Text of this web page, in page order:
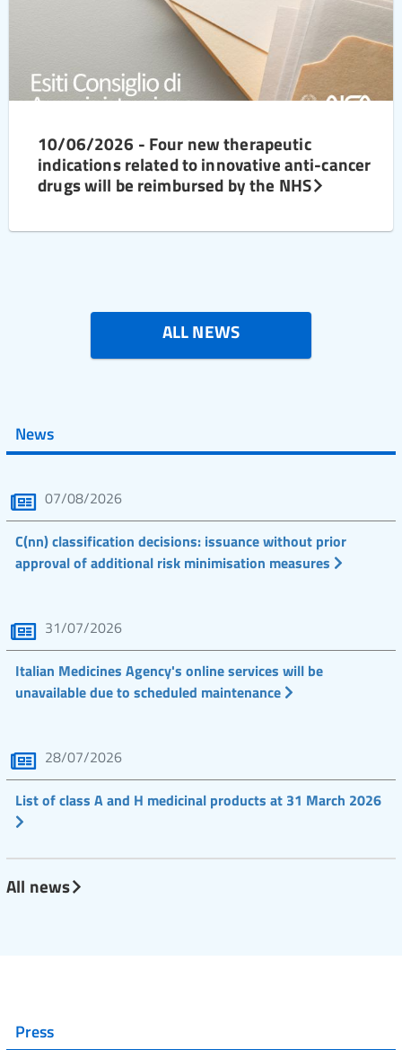
10/06/2026 - Four new therapeutic
indications related to innovative anti-cancer
drugs will be reimbursed by the NHS
ALL NEWS
News
07/08/2026
C(nn) classification decisions: issuance without prior
approval of additional risk minimisation measures
31/07/2026
Italian Medicines Agency's online services will be
unavailable due to scheduled maintenance
28/07/2026
List of class A and H medicinal products at 31 March 2026
All news
Press